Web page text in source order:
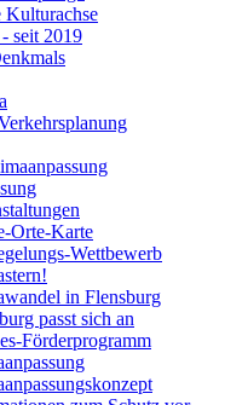
Kulturachse
seit 2019
Orte-Karte
Wettbewerb
in Flensburg
passt sich an
Förderprogramm